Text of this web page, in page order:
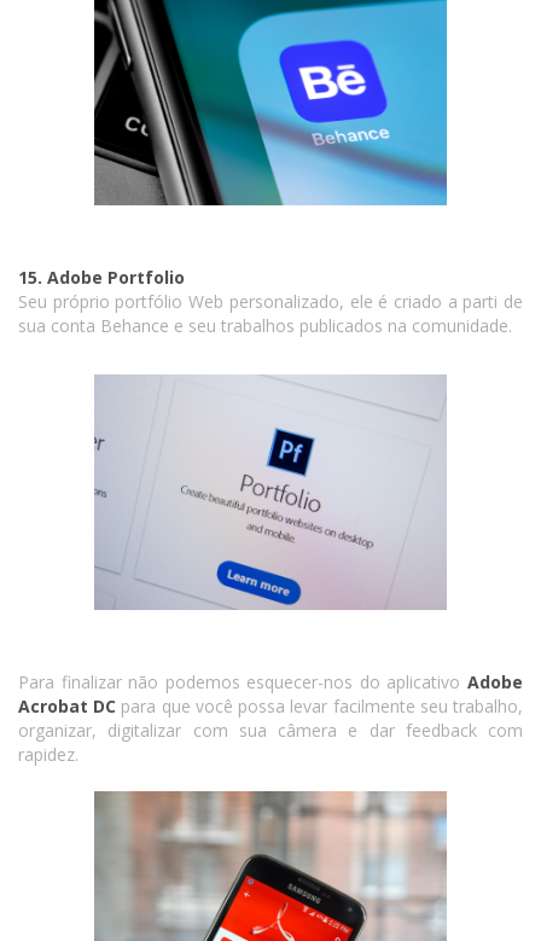
15. Adobe Portfolio
Seu próprio portfólio Web personalizado, ele é criado a parti de
sua conta Behance e seu trabalhos publicados na comunidade.
Para finalizar não podemos esquecer-nos do aplicativo Adobe
Acrobat DC para que você possa levar facilmente seu trabalho,
organizar, digitalizar com sua câmera e dar feedback com
rapidez.